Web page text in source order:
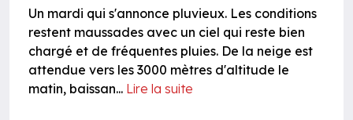
Un mardi qui s'annonce pluvieux. Les conditions
restent maussades avec un ciel qui reste bien
chargé et de fréquentes pluies. De la neige est
attendue vers les 3000 mètres d'altitude le
matin, baissan... Lire la suite